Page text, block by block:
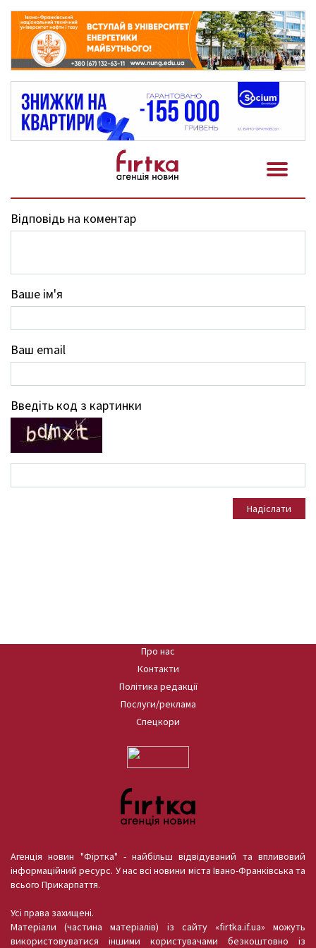
Відповідь на коментар
Ваше ім'я
Ваш email
Введіть код з картинки
Надіслати
Про нас
Контакти
Політика редакції
Послуги/реклама
Спецкори
Агенція новин "Фіртка" - найбільш відвідуваний та впливовий
інформаційний ресурс. У нас всі новини міста Івано-Франківська та
всього Прикарпаття.
Усі права захищені.
Матеріали (частина матеріалів) із сайту «firtka.if.ua» можуть
використовуватися іншими користувачами безкоштовно із